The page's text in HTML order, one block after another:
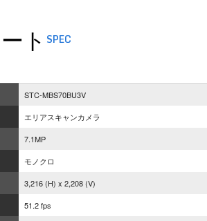
SPEC
ト
STC-MBS70BU3V
エリアスキャンカメラ
7.1MP
モノクロ
3,216 (H) x 2,208 (V)
51.2 fps